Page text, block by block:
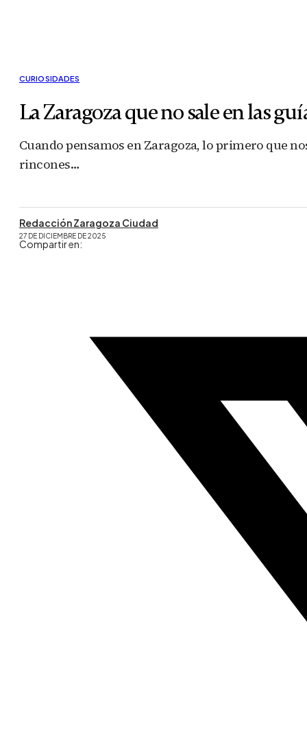
CURIOSIDADES
La Zaragoza que no sale en las
Cuando pensamos en Zaragoza, lo primero que
rincones…
Redacción Zaragoza Ciudad
27 DE DICIEMBRE DE 2025
Compartir en: